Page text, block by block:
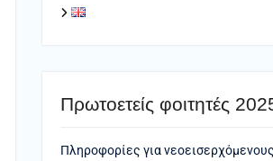
Πρωτοετείς φοιτητές
Πληροφορίες για νεοεισερχόμενους